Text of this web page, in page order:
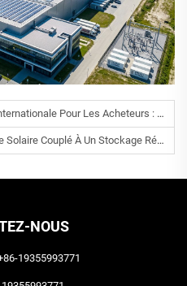
Essentiels Pour L’approvisionnement De Batteries Au Lithium Et D’onduleurs À Grande Échelle.
Industries (C&I) : Comment Résoudre Les Problèmes D’instabilité Du Réseau Électrique Et De Tarifs De Pointe Élevés
NOUS
19355993771